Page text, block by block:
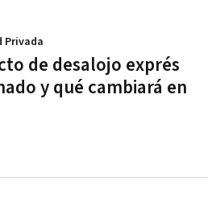
de desalojo exprés
y qué cambiará en
Privada